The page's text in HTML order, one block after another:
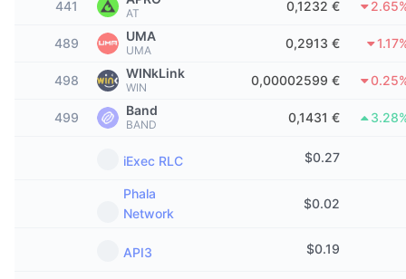
Κατάταξη αλυσίδων
Αγορές πρόβλεψης
Δημοφιλή
Δείκτης CoinMarketCap 100
Crypto ETFs
Διαπραγματεύσιμα Αμοιβαία Κεφάλαια Μπιτκόιν
Διαπραγματεύσιμα Αμοιβαία Κεφάλαια Εθέριουμ
Τεχνική ανάλυση
Κόμβος Agent της CMC
Αγορά Δεξιοτήτων
CMC MCP
Διαφήμιση
Γραφικά Στοιχεία Ιστότοπου
441 AT 0,1232 €
489 UMA
UMA 0,2913 €
498 WINkLink
WIN 0,00002599 €
499 Band
BAND 0,1431 €
iExec RLC $0.27
Phala
Network
$0.02
API3 $0.19